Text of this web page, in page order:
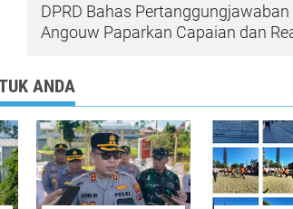
DPRD Bahas
Angouw Paparkan Capaian dan
ANDA